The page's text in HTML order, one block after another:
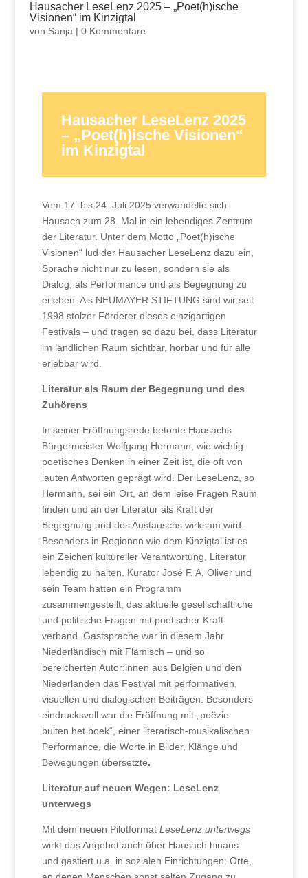
Hausacher LeseLenz 2025 – „Poet(h)ische
Visionen“ im Kinzigtal
von Sanja | 0 Kommentare
Hausacher LeseLenz2025
– „Poet(h)ischeVisionen“
im Kinzigtal
Vom 17. bis 24. Juli 2025 verwandelte sich
Hausach zum 28. Mal in ein lebendiges Zentrum
der Literatur. Unter dem Motto „Poet(h)ische
Visionen“ lud der Hausacher LeseLenz dazu ein,
Sprache nicht nur zu lesen, sondern sie als
Dialog, als Performance und als Begegnung zu
erleben. Als NEUMAYER STIFTUNG sind wir seit
1998 stolzer Förderer dieses einzigartigen
Festivals – und tragen so dazu bei, dass Literatur
im ländlichen Raum sichtbar, hörbar und für alle
erlebbar wird.
Literatur als Raum der Begegnung und des
Zuhörens
In seiner Eröffnungsrede betonte Hausachs
Bürgermeister Wolfgang Hermann, wie wichtig
poetisches Denken in einer Zeit ist, die oft von
lauten Antworten geprägt wird. Der LeseLenz, so
Hermann, sei ein Ort, an dem leise Fragen Raum
finden und an der Literatur als Kraft der
Begegnung und des Austauschs wirksam wird.
Besonders in Regionen wie dem Kinzigtal ist es
ein Zeichen kultureller Verantwortung, Literatur
lebendig zu halten. Kurator José F. A. Oliver und
sein Team hatten ein Programm
zusammengestellt, das aktuelle gesellschaftliche
und politische Fragen mit poetischer Kraft
verband. Gastsprache war in diesem Jahr
Niederländisch mit Flämisch – und so
bereicherten Autor:innen aus Belgien und den
Niederlanden das Festival mit performativen,
visuellen und dialogischen Beiträgen. Besonders
eindrucksvoll war die Eröffnung mit „poëzie
buiten het boek“, einer literarisch-musikalischen
Performance, die Worte in Bilder, Klänge und
Bewegungen übersetzte.
Literatur auf neuen Wegen: LeseLenz
unterwegs
Mit dem neuen Pilotformat LeseLenz unterwegs
wirkt das Angebot auch über Hausach hinaus
und gastiert u.a. in sozialen Einrichtungen: Orte,